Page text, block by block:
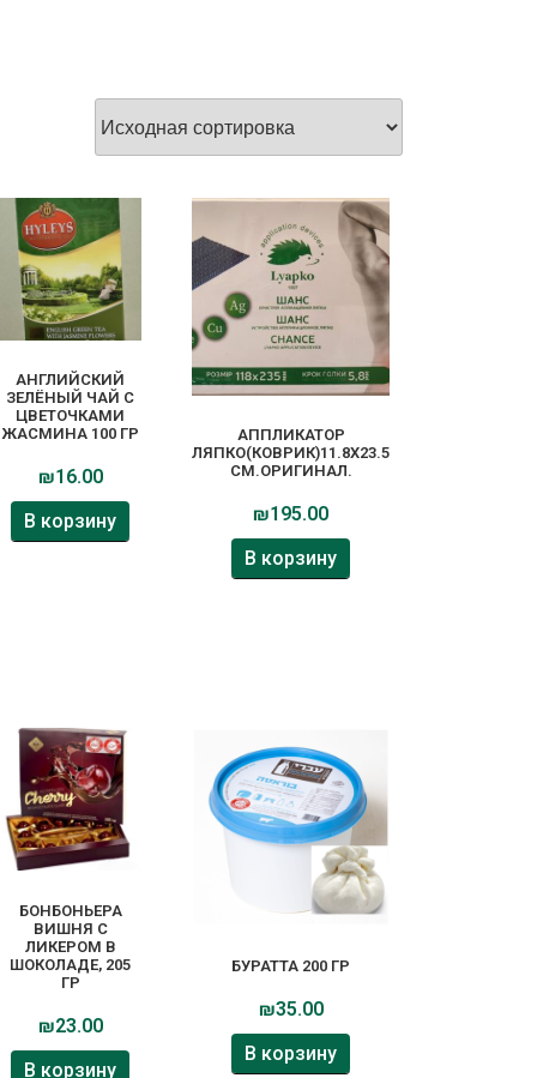
АНГЛИЙСКИЙ
ЗЕЛЁНЫЙ ЧАЙ С
ЦВЕТОЧКАМИ
ЖАСМИНА 100 ГР
₪16.00
В корзину
АППЛИКАТОР
ЛЯПКО(КОВРИК)11.8Х23.5
СМ.ОРИГИНАЛ.
₪195.00
В корзину
БОНБОНЬЕРА
ВИШНЯ С
ЛИКЕРОМ В
ШОКОЛАДЕ, 205
ГР
₪23.00
В корзину
БУРАТТА 200 ГР
₪35.00
В корзину